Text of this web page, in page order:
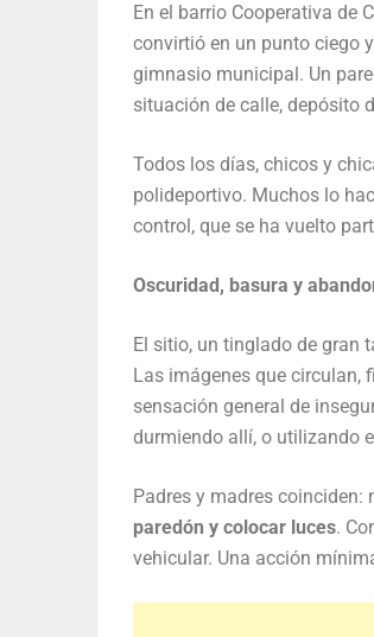
En el barrio Cooperativa de
convirtió en un punto ciego
gimnasio municipal. Un
situación de calle, depósito
Todos los días, chicos y
polideportivo. Muchos lo
control, que se ha vuelto
Oscuridad, basura y
El sitio, un tinglado de gran
Las imágenes que circulan,
sensación general de
durmiendo allí, o utilizando
Padres y madres
paredón y colocar luces.
vehicular. Una acción